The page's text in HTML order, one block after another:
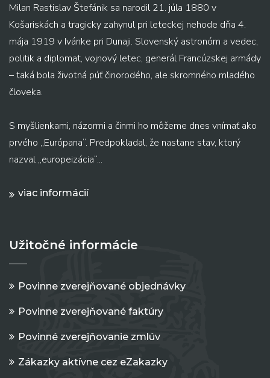
Milan Rastislav Štefánik sa narodil 21. júla 1880 v
Košariskách a tragicky zahynul pri leteckej nehode dňa 4.
mája 1919 v Ivánke pri Dunaji. Slovenský astronóm a vedec,
politik a diplomat, vojnový letec, generál Francúzskej armády
– taká bola životná púť činorodého, ale skromného mladého
človeka.
S myšlienkami, názormi a činmi ho môžeme dnes vnímať ako
prvého „Európana“. Predpokladal, že nastane stav, ktorý
nazval „europeizácia“...
viac informácií
Užitočné informácie
Povinne zverejňované objednávky
Povinne zverejňované faktúry
Povinné zverejňovanie zmlúv
Zákazky aktívne cez eZakazky